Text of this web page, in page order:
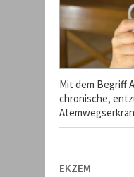
Mit dem Begriff
chronische,
EKZEM